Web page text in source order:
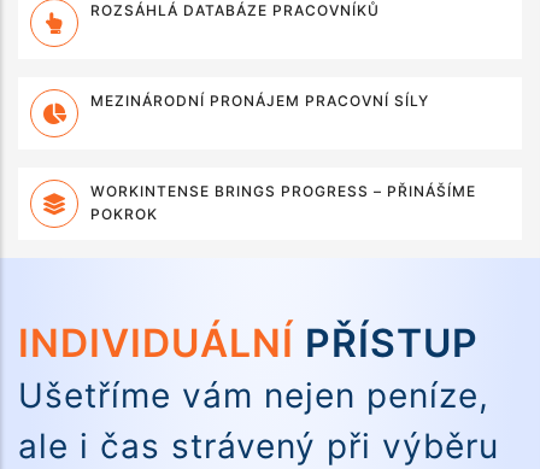
ROZSÁHLÁ DATABÁZE PRACOVNÍKŮ
MEZINÁRODNÍ PRONÁJEM PRACOVNÍ SÍLY
WORKINTENSE BRINGS PROGRESS – PŘINÁŠÍME
POKROK
INDIVIDUÁLNÍ PŘÍSTUP
Ušetříme vám nejen peníze,
ale i čas strávený při výběru